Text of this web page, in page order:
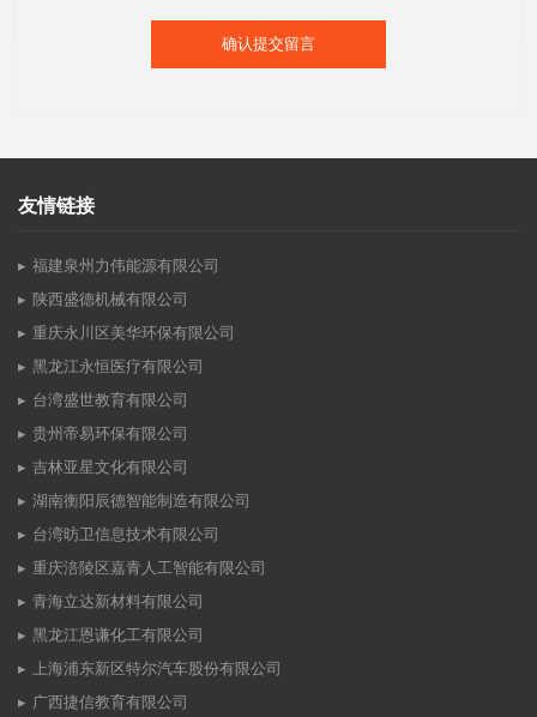
确认提交留言
友情链接
福建泉州力伟能源有限公司
陕西盛德机械有限公司
重庆永川区美华环保有限公司
黑龙江永恒医疗有限公司
台湾盛世教育有限公司
贵州帝易环保有限公司
吉林亚星文化有限公司
湖南衡阳辰德智能制造有限公司
台湾昉卫信息技术有限公司
重庆涪陵区嘉青人工智能有限公司
青海立达新材料有限公司
黑龙江恩谦化工有限公司
上海浦东新区特尔汽车股份有限公司
广西捷信教育有限公司